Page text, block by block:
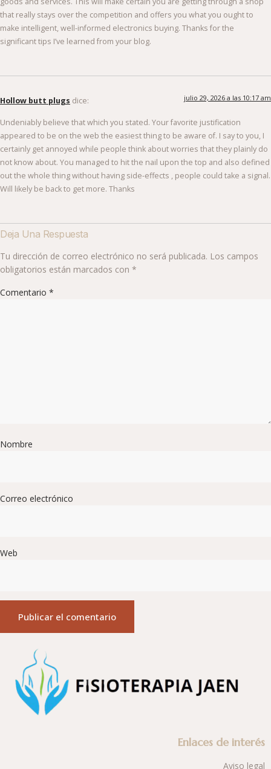
that really stays over the competition and offers you what you ought to
make intelligent, well-informed electronics buying. Thanks for the
significant tips I’ve learned from your blog.
Hollow butt plugs dice: julio 29, 2026 a las 10:17 am
Undeniably believe that which you stated. Your favorite justification
appeared to be on the web the easiest thing to be aware of. I say to you, I
certainly get annoyed while people think about worries that they plainly do
not know about. You managed to hit the nail upon the top and also defined
out the whole thing without having side-effects , people could take a signal.
Will likely be back to get more. Thanks
Deja Una Respuesta
Tu dirección de correo electrónico no será publicada. Los campos
obligatorios están marcados con *
Comentario *
Nombre
Correo electrónico
Web
Enlaces de interés
Aviso legal